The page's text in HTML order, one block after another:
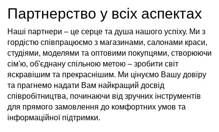
Партнерство у всіх аспектах
Наші партнери – це серце та душа нашого успіху. Ми з
гордістю співпрацюємо з магазинами, салонами краси,
студіями, моделями та оптовими покупцями, створюючи
сім'ю, об'єднану спільною метою – зробити світ
яскравішим та прекраснішим. Ми цінуємо Вашу довіру
та прагнемо надати Вам найкращий досвід
співробітництва, починаючи від зручних інструментів
для прямого замовлення до комфортних умов та
інформаційної підтримки.